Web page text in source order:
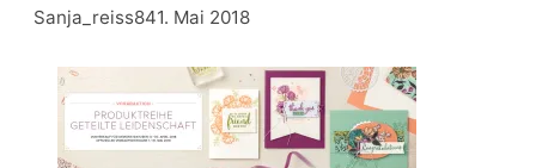
Sanja_reiss841. Mai 2018